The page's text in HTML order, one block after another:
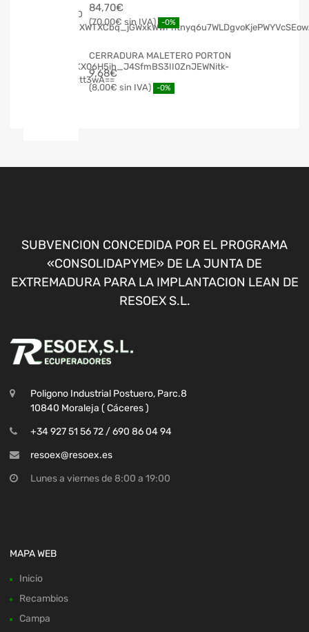
84,70€
70,00€ -0%
CERRADURA MALETERO PORTON
9,68€
8,00€ -0%
SUBVENCION CONCEDIDA POR EL PROGRAMA
«CONSOLIDAPYME» DE LA JUNTA DE
EXTREMADURA PARA LA IMPLANTACION LEAN DE
RESOEX S.L.
Poligono Industrial Postuero, Parc.8
10840 Moraleja ( Cáceres )
+34 927 51 56 72 / 690 86 04 94
resoex@resoex.es
Lunes a viernes de 8:00 a 19:00
MAPA WEB
Inicio
Recambios
Campa